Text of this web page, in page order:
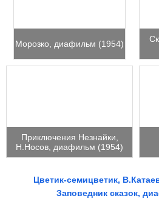
Морозко, диафильм (1954)
Приключения Незнайки,
Н.Носов, диафильм (1954)
Цветик-семицветик,
Заповедник сказок,